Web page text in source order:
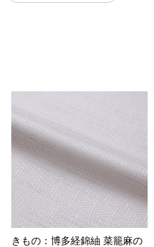
きもの：博多経錦紬 菜籠麻の